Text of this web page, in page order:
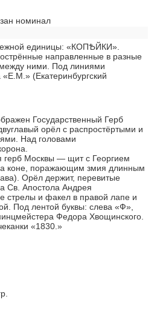
номинал
единицы: «КОПѢЙКИ».
направленные в разные
ними. Под линиями
«Е.М.» (Екатеринбургский
Государственный Герб
орёл с распростёртыми и
Над головами
герб Москвы — щит с Георгием
коне, поражающим змия длинным
Орёл держит, перевитые
Св. Апостола Андрея
стрелы и факел в правой лапе и
Под лентой буквы: слева «Ф»,
Федора Хвощинского.
«1830.»